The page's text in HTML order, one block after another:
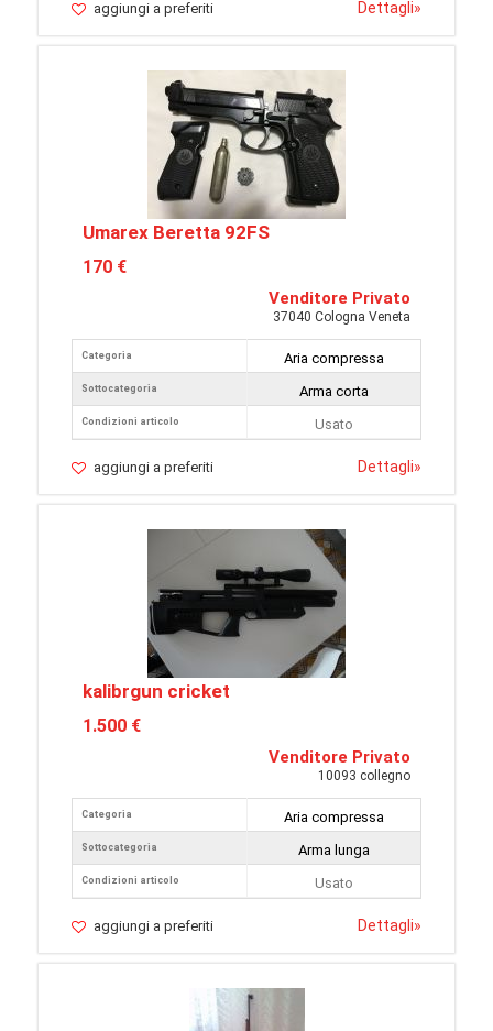
aggiungi a preferiti Dettagli»
Umarex Beretta 92FS
170 €
Venditore Privato
37040 Cologna Veneta
Categoria
Sottocategoria
Condizioni articolo
Aria compressa
Arma corta
Usato
aggiungi a preferiti Dettagli»
kalibrgun cricket
1.500 €
Venditore Privato
10093 collegno
Categoria
Sottocategoria
Condizioni articolo
Aria compressa
Arma lunga
Usato
aggiungi a preferiti Dettagli»